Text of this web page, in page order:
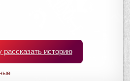
рассказать историю